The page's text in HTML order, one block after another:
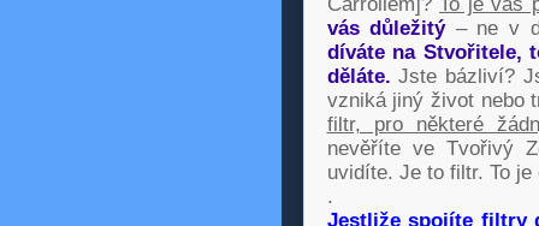
vás důležitý– ne v
díváte na Stvořitele,
děláte. Jste bázliví?
vzniká jiný život nebo
filtr, pro některé
nevěříte ve Tvořivý
uvidíte. Je to filtr. To
.
Jestliže spojíte filtry